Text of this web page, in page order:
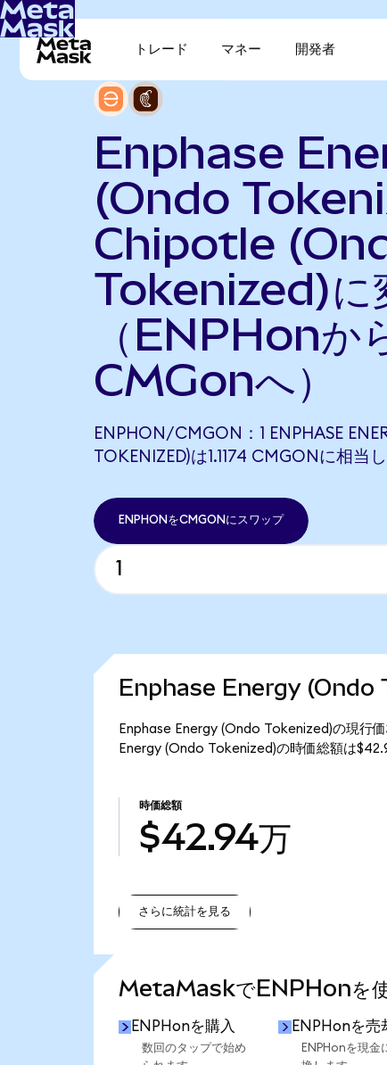
トレード マネー 開発者
Enphase
(Ondo
Chipotle
Tokenized)に
（ENPHonか
CMGonへ）
ENPHON/CMGON：1 ENPHASE
TOKENIZED)は1.1174 CMGONに相当
ENPHONをCMGONにスワップ
Enphase Energy (Ondo
Enphase Energy (Ondo Tokenized)の現行
Energy (Ondo Tokenized)の時価総額は
時価総額
$42.94万
さらに統計を見る
MetaMaskでENPHonを使
ENPHonを購入
数回のタップで始め
ENPHonを売
ENPHonを現金